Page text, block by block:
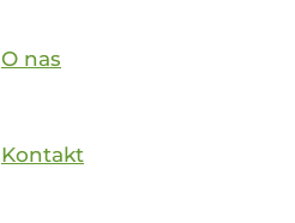
O nas
Kontakt